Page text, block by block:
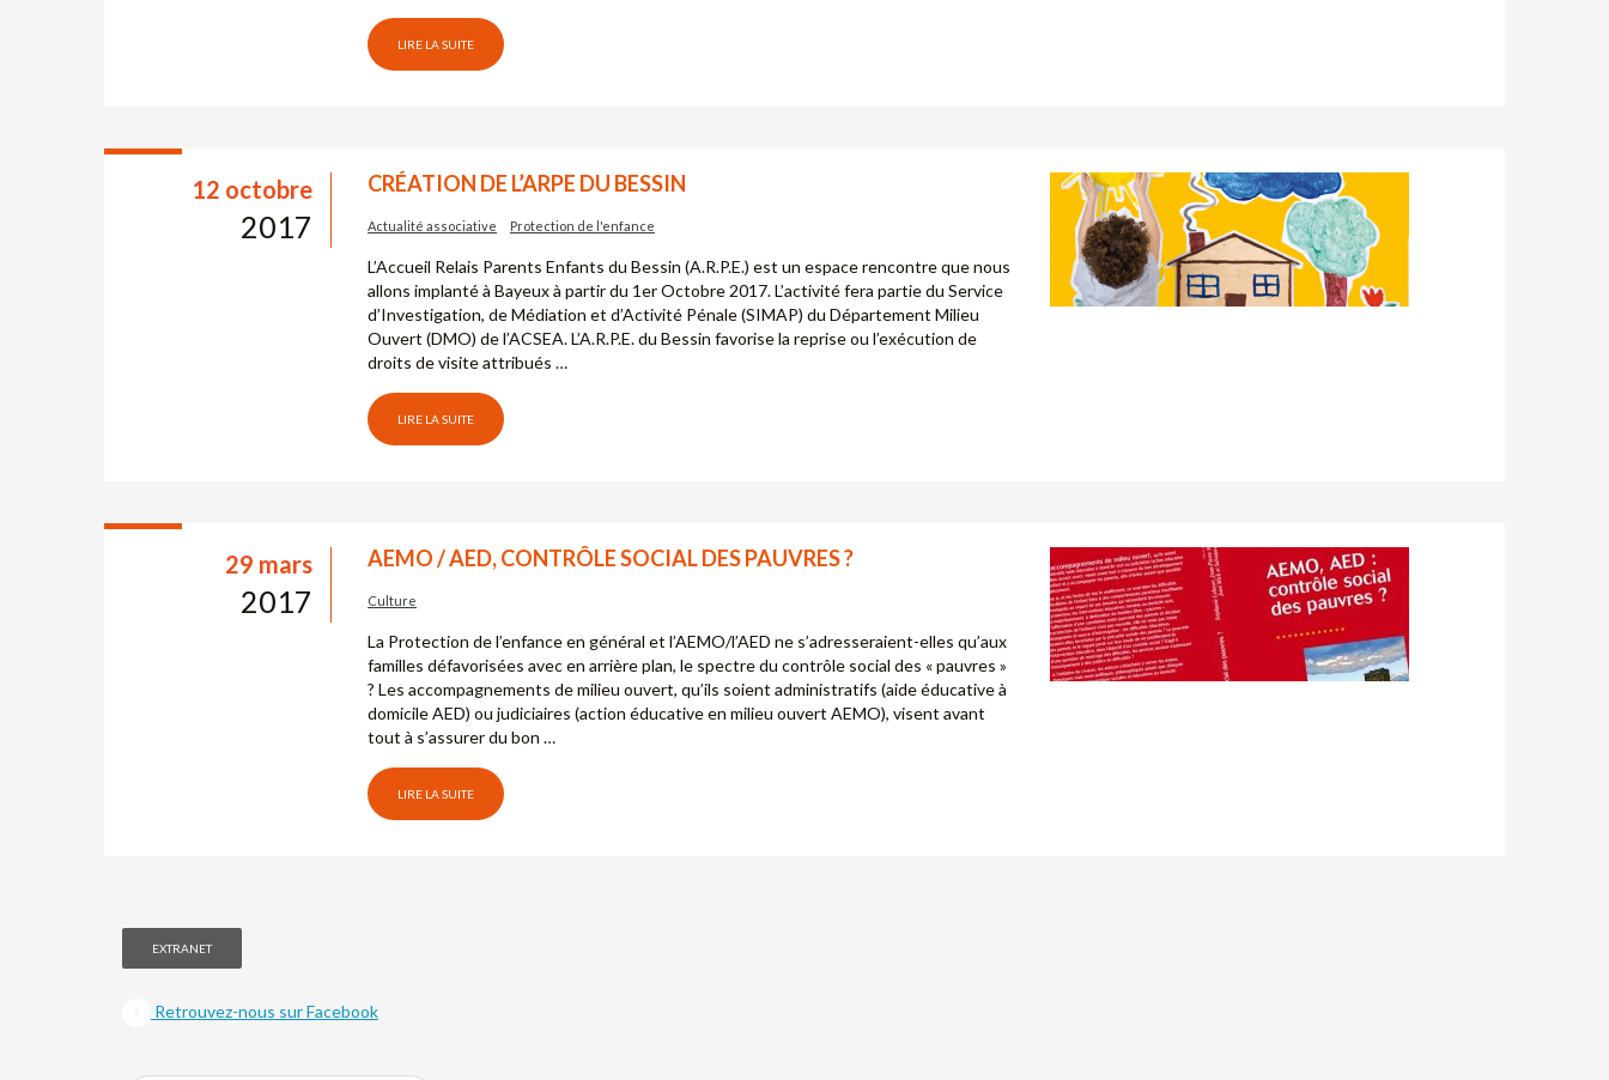
LIRE LA SUITE
12 octobre
2017
CRÉATION DE L’ARPE DU BESSIN
Actualité associative Protection de l'enfance
L’Accueil Relais Parents Enfants du Bessin (A.R.P.E.) est un espace rencontre que nous
allons implanté à Bayeux à partir du 1er Octobre 2017. L’activité fera partie du Service
d’Investigation, de Médiation et d’Activité Pénale (SIMAP) du Département Milieu
Ouvert (DMO) de l’ACSEA. L’A.R.P.E. du Bessin favorise la reprise ou l’exécution de
droits de visite attribués …
LIRE LA SUITE
29 mars
2017
AEMO / AED, CONTRÔLE SOCIAL DES PAUVRES ?
Culture
La Protection de l’enfance en général et l’AEMO/l’AED ne s’adresseraient-elles qu’aux
familles défavorisées avec en arrière plan, le spectre du contrôle social des « pauvres »
? Les accompagnements de milieu ouvert, qu’ils soient administratifs (aide éducative à
domicile AED) ou judiciaires (action éducative en milieu ouvert AEMO), visent avant
tout à s’assurer du bon …
LIRE LA SUITE
EXTRANET
Retrouvez-nous sur Facebook